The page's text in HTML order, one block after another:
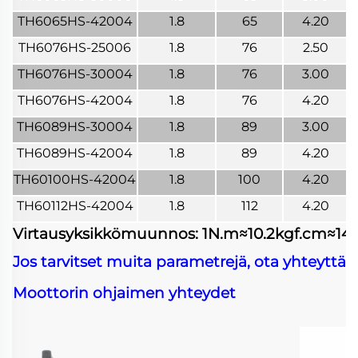
TH6065HS-42004
1.8 65
4.20
TH6076HS-25006
1.8 76
2.50
TH6076HS-30004
1.8 76
3.00
TH6076HS-42004
1.8 76
4.20
TH6089HS-30004
1.8 89
3.00
TH6089HS-42004
1.8 89
4.20
TH60100HS-42004
1.8 100
4.20
TH60112HS-42004
1.8 112 4.20
Virtausyksikkömuunnos:
Jos tarvitset muita parametrejä, ota yhteyttä
Moottorin ohjaimen yhteydet